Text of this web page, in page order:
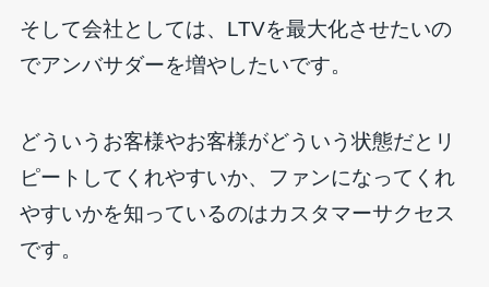
そして会社としては、LTVを最大化させたいの
でアンバサダーを増やしたいです。
どういうお客様やお客様がどういう状態だとリ
ピートしてくれやすいか、ファンになってくれ
やすいかを知っているのはカスタマーサクセス
です。